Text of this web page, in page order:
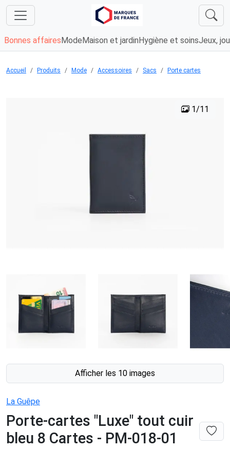
Bonnes affaires Mode Maison et jardin Hygiène et soinsJeux,
Accueil Produits Mode Accessoires Sacs Porte cartes
1/11
Afficher les 10 images
La Guêpe
Porte-cartes "Luxe" tout cuir
bleu 8 Cartes - PM-018-01